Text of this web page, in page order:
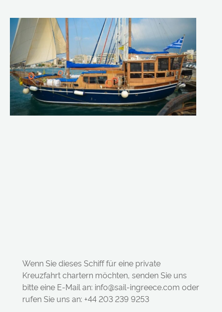
Wenn Sie dieses Schiff für eine private
Kreuzfahrt chartern möchten, senden Sie uns
bitte eine E-Mail an: info@sail-ingreece.com oder
rufen Sie uns an: +44 203 239 9253